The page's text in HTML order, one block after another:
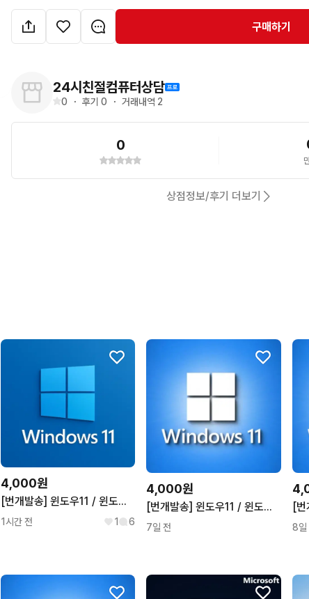
무상 방문 AS 3년 제품입니다
전문 기사님이 문제가 있으면 3년동안 출장 AS 가능합니다.
램 16기가 DDR5
SSD 256GB NVME
파워케이블, 전용키보드 및 마우스 박스안에 동봉된 제품입
서울시내 배달해드립니다
구매하기
24시친절컴퓨터상담
0 ・ 후기 0 ・ 거래내역 2
0
상점정보/후기 더보기
4,000원
[번개발송] 윈도우11 / 윈도우10 프로 홈 정품키 오피스2021
1시간 전 1 6
4,000원
[번개발송] 윈도우11 / 윈도우10 프로 홈 정품키 오피스2021
7일 전 8일